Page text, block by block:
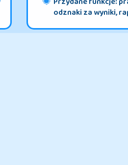
Przydane funkcje:
odznaki za wyniki,